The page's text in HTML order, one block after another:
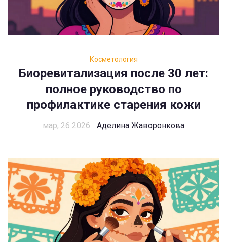
Косметология
Биоревитализация после 30 лет:
полное руководство по
профилактике старения кожи
мар, 26 2026 Аделина Жаворонкова